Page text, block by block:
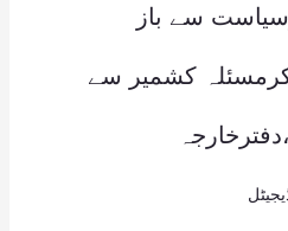
سے باز
کرمسئلہ کشمیر سے